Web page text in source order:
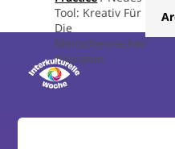
Tool: Kreativ Für
Die
Menschenrechte
Eintreten